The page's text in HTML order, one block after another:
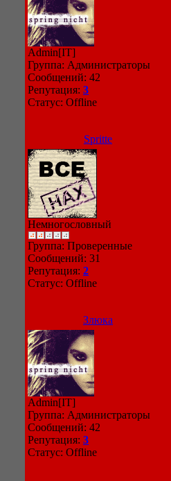
Admin[IT]
Группа: Администраторы
Сообщений: 42
Репутация: 3
Статус: Offline
Spritte
Немногословный
Группа: Проверенные
Сообщений: 31
Репутация: 2
Статус: Offline
Злюка
Admin[IT]
Группа: Администраторы
Сообщений: 42
Репутация: 3
Статус: Offline